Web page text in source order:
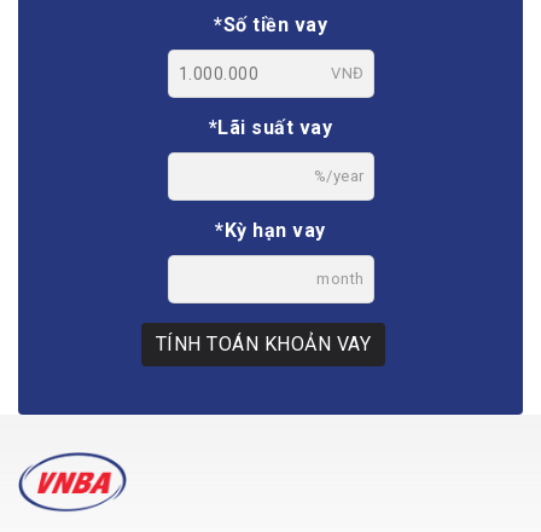
*Số tiền vay
VNĐ
*Lãi suất vay
%/year
*Kỳ hạn vay
month
TÍNH TOÁN KHOẢN VAY